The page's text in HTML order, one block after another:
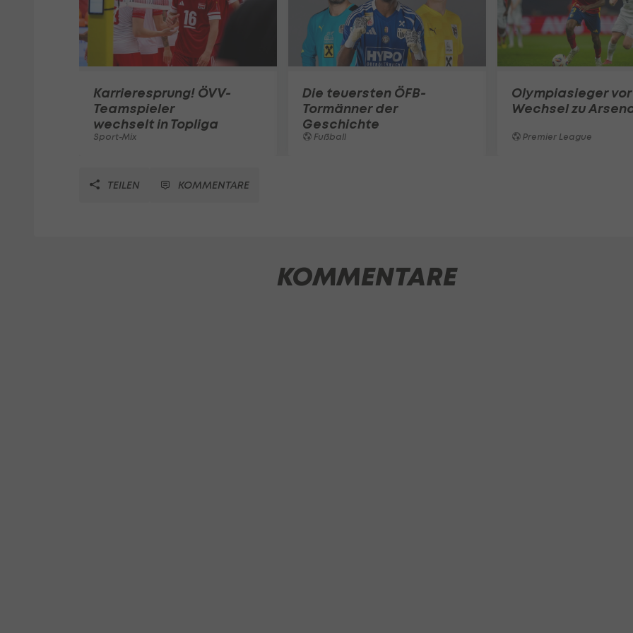
Karrieresprung! ÖVV-
Teamspieler
wechselt in Topliga
Sport-Mix
Die teuersten ÖFB-
Tormänner der
Geschichte
Fußball
Olympiasieger vor
Wechsel zu
Premier League
TEILEN KOMMENTARE
KOMMENTARE